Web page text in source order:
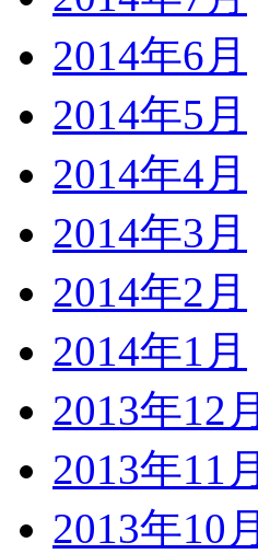
2014年6月
2014年5月
2014年4月
2014年3月
2014年2月
2014年1月
2013年12月
2013年11月
2013年10月